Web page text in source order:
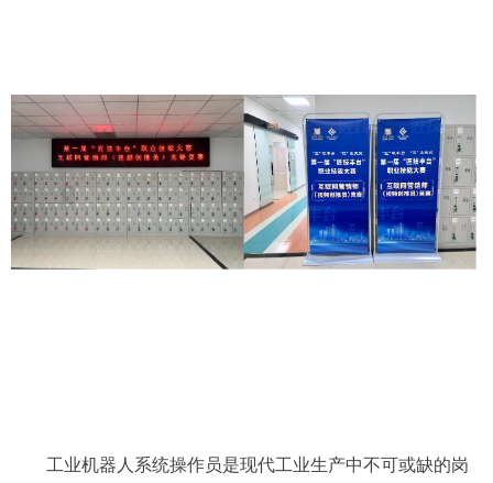
工业机器人系统操作员是现代工业生产中不可或缺的岗